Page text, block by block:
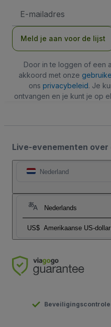
mailadres
Meld je aan voor de lijst
Door in te loggen of een
akkoord met onze
ons privacybeleid. Je
ontvangen en je kunt je op
Live-evenementen over
Nederland
Nederlands
US$ Amerikaanse US-dollar